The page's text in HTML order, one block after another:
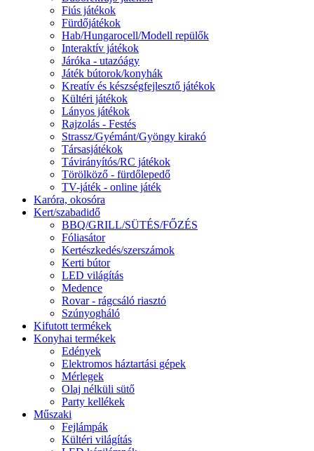
Fiús játékok
Fürdőjátékok
Hab/Hungarocell/Modell repülők
Interaktív játékok
Járóka - utazóágy
Játék bútorok/konyhák
Kreatív és készségfejlesztő játékok
Kültéri játékok
Lányos játékok
Rajzolás - Festés
Strassz/Gyémánt/Gyöngy kirakó
Társasjátékok
Távirányítós/RC játékok
Törölköző - fürdőlepedő
TV-játék - online játék
Karóra, okosóra
Kert/szabadidő
BBQ/GRILL/SÜTÉS/FŐZÉS
Fóliasátor
Kertészkedés/szerszámok
Kerti bútor
LED világítás
Medence
Rovar - rágcsáló riasztó
Szúnyogháló
Kifutott termékek
Konyhai termékek
Edények
Elektromos háztartási gépek
Mérlegek
Olaj nélküli sütő
Party kellékek
Műszaki
Fejlámpák
Kültéri világítás